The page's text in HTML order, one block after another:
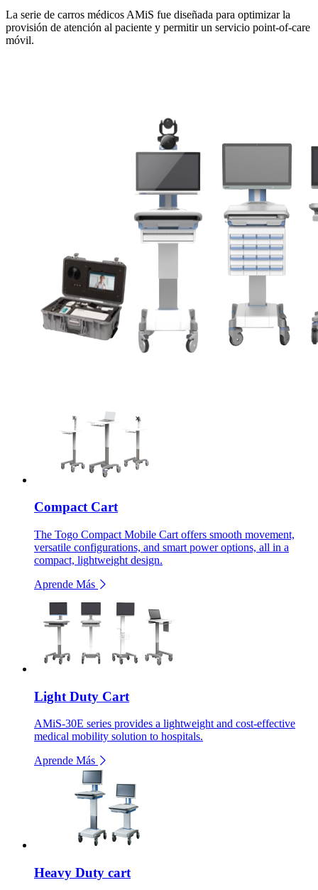
La serie de carros médicos AMiS fue diseñada para optimizar la
provisión de atención al paciente y permitir un servicio point-of-care
móvil.
Compact Cart
The Togo Compact Mobile Cart offers smooth movement,
versatile configurations, and smart power options, all in a
compact, lightweight design.
Aprende Más
Light Duty Cart
AMiS-30E series provides a lightweight and cost-effective
medical mobility solution to hospitals.
Aprende Más
Heavy Duty cart